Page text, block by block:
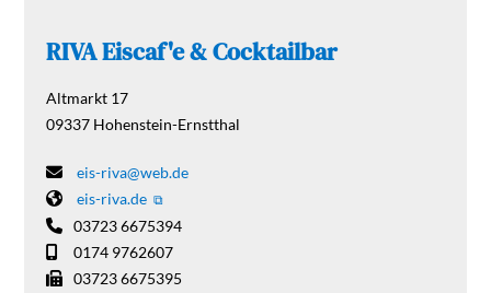
RIVA Eiscaf'e & Cocktailbar
Altmarkt 17
09337 Hohenstein-Ernstthal
eis-riva@web.de
eis-riva.de
03723 6675394
0174 9762607
03723 6675395